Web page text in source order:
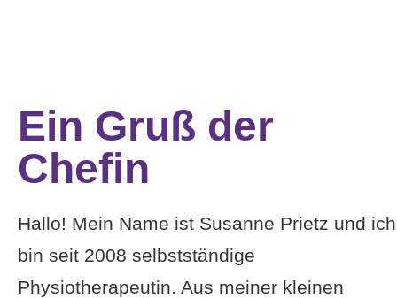
Ein Gruß der
Chefin
Hallo! Mein Name ist Susanne Prietz und ich
bin seit 2008 selbstständige
Physiotherapeutin. Aus meiner kleinen